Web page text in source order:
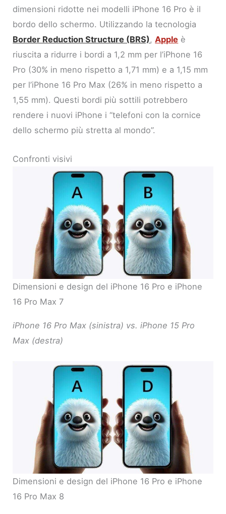
dimensioni ridotte nei modelli iPhone 16 Pro è il
bordo dello schermo. Utilizzando la tecnologia
Border Reduction Structure (BRS),Apple è
riuscita a ridurre i bordi a 1,2 mm per l’iPhone 16
Pro (30% in meno rispetto a 1,71 mm) e a 1,15 mm
per l’iPhone 16 Pro Max (26% in meno rispetto a
1,55 mm). Questi bordi più sottili potrebbero
rendere i nuovi iPhone i “telefoni con la cornice
dello schermo più stretta al mondo”.
Confronti visivi
Dimensioni e design del iPhone 16 Pro e iPhone
16 Pro Max 7
iPhone 16 Pro Max (sinistra) vs. iPhone 15 Pro
Max (destra)
Dimensioni e design del iPhone 16 Pro e iPhone
16 Pro Max 8